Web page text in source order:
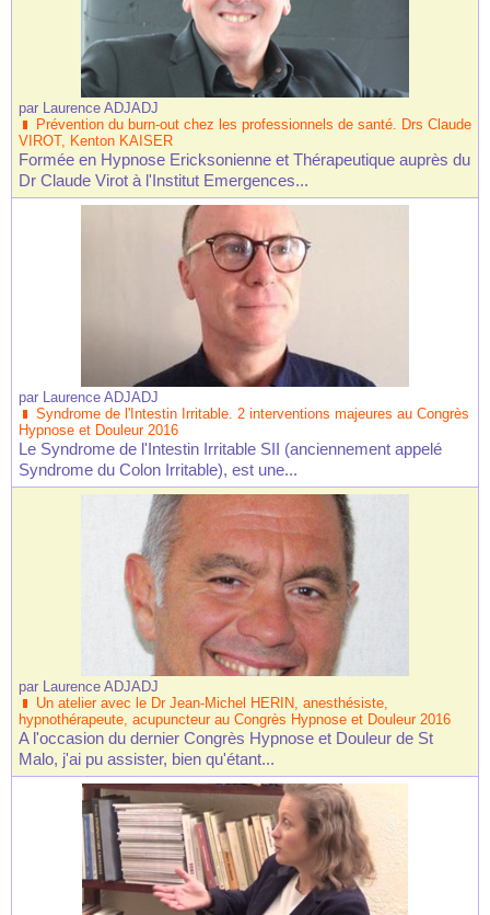
par Laurence ADJADJ
Prévention du burn-out chez les professionnels de santé. Drs Claude
VIROT, Kenton KAISER
Formée en Hypnose Ericksonienne et Thérapeutique auprès du
Dr Claude Virot à l'Institut Emergences...
par Laurence ADJADJ
Syndrome de l'Intestin Irritable. 2 interventions majeures au Congrès
Hypnose et Douleur 2016
Le Syndrome de l'Intestin Irritable SII (anciennement appelé
Syndrome du Colon Irritable), est une...
par Laurence ADJADJ
Un atelier avec le Dr Jean-Michel HERIN, anesthésiste,
hypnothérapeute, acupuncteur au Congrès Hypnose et Douleur 2016
A l'occasion du dernier Congrès Hypnose et Douleur de St
Malo, j'ai pu assister, bien qu'étant...